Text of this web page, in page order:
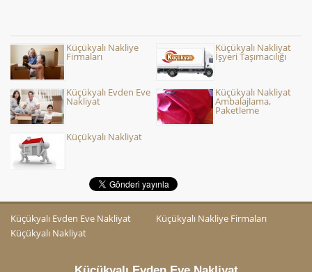
Küçükyalı Nakliye
Firmaları
Küçükyalı Nakliyat
İşyeri Taşımacılığı
Küçükyalı Evden Eve
Nakliyat
Küçükyalı Nakliyat
Ambalajlama,
Paketleme
Küçükyalı Nakliyat
Küçükyalı Evden Eve Nakliyat
Küçükyalı Nakliye Firmaları
Küçükyalı Nakliyat